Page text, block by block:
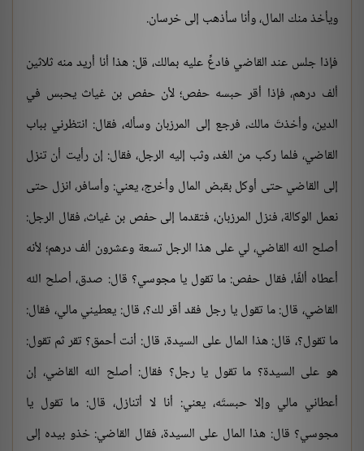
ويأخذ منك المال، وأنا سأذهب إلى خرسان.
فإذا جلس عند القاضي فادعِّ عليه بمالك، قل: هذا أنا أريد منه ثلاثين
ألف درهم، فإذا أقر حبسه حفص؛ لأن حفص بن غياث يحبس في
الدين، وأخذتَ مالك، فرجع إلى المرزبان وسأله، فقال: انتظرني بباب
القاضي، فلما ركب من الغد، وثب إليه الرجل، فقال: إن رأيت أن تنزل
إلى القاضي حتى أوكل بقبض المال وأخرج، يعني: وأسافر، انزل حتى
نعمل الوكالة، فنزل المرزبان، فتقدما إلى حفص بن غياث، فقال الرجل:
أصلح الله القاضي، لي على هذا الرجل تسعة وعشرون ألف درهم؛ لأنه
أعطاه ألفًا، فقال حفص: ما تقول يا مجوسي؟ قال: صدق، أصلح الله
القاضي، قال: ما تقول يا رجل فقد أقر لك؟، قال: يعطيني مالي، فقال:
ما تقول؟، قال: هذا المال على السيدة، قال: أنت أحمق؟ تقر ثم تقول:
هو على السيدة؟ ما تقول يا رجل؟ فقال: أصلح الله القاضي، إن
أعطاني مالي وإلا حبستَه، يعني: أنا لا أتنازل، قال: ما تقول يا
مجوسي؟ قال: هذا المال على السيدة، فقال القاضي: خذو بيده إلى